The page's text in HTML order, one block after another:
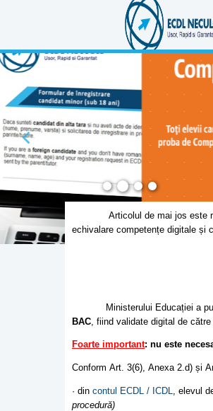
Articolul de mai jos este
echivalare competențe digitale și
Ministerului Educației a
BAC , fiind validate digital de
Foarte important: nu este
Conform Art. 3(6), Anexa 2.d) și
· din contul ECDL / ICDL , elevul
procedură)